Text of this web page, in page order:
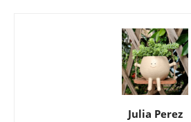
Julia Perez